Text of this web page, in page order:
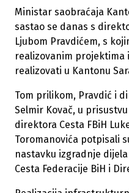
Ministar saobraćaja
sastao se danas s
Ljubom Pravdićem, s
realizovanim projektima
realizovati u Kantonu
Tom prilikom, Pravdić i
Selmir Kovač, u
direktora Cesta FBiH
Toromanovića potpisali
nastavku izgradnje
Cesta Federacije BiH i